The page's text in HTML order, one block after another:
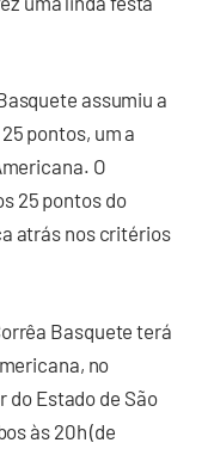
assumiu a
pontos, um a
O
25 pontos do
atrás nos critérios
Basquete terá
no
do Estado de São
às 20h (de